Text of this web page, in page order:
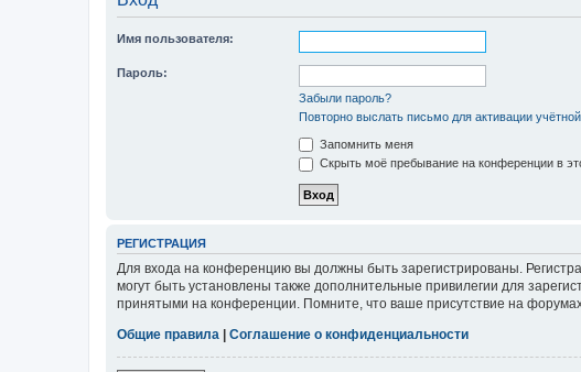
Имя пользователя:
Пароль:
Забыли пароль?
Повторно выслать письмо для активации
Запомнить меня
Скрыть моё пребывание на конференции в
РЕГИСТРАЦИЯ
Для входа на конференцию вы должны быть зарегистрированы.
могут быть установлены также дополнительные привилегии для
принятыми на конференции. Помните, что ваше присутствие на
Общие правила
Соглашение о конфиденциальности